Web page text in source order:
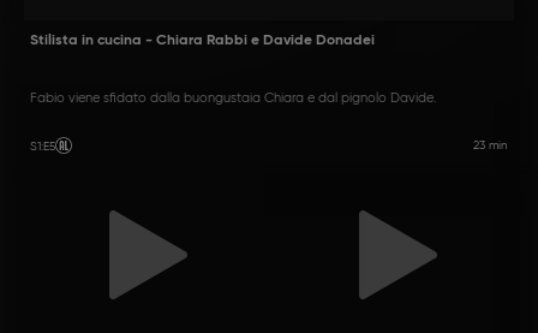
Stilista in cucina - Chiara Rabbi e Davide Donadei
Fabio viene sfidato dalla buongustaia Chiara e dal pignolo Davide.
S1 :E5 23 min